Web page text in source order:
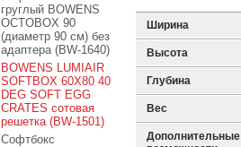
Ширина
Высота
Глубина
Вес
Дополнительные
груглый BOWENS
OCTOBOX 90
(диаметр 90 см) без
адаптера (BW-1640)
BOWENS LUMIAIR
SOFTBOX 60X80 40
DEG SOFT EGG
CRATES сотовая
решетка (BW-1501)
Софтбокс